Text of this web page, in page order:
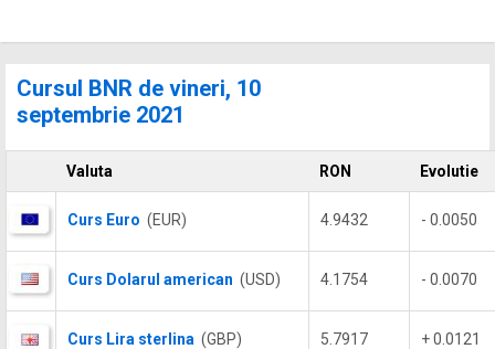
Cursul BNR de vineri, 10
septembrie 2021
Valuta RON Evolutie
Curs Euro (EUR) 4.9432 - 0.0050
Curs Dolarul american (USD) 4.1754 - 0.0070
Curs Lira sterlina (GBP) 5.7917 + 0.0121